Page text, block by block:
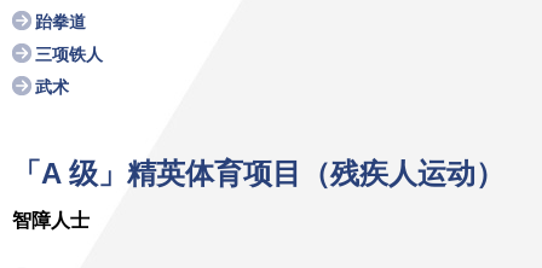
跆拳道
三项铁人
武术
「A 级」精英体育项目（残疾人运动）
智障人士